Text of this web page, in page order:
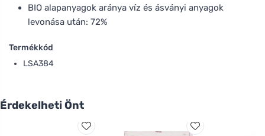
BIO alapanyagok aránya víz és ásványi anyagok
levonása után: 72%
Termékkód
LSA384
Érdekelheti Önt